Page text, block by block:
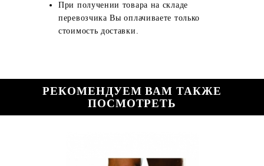
При получении товара на складе
перевозчика Вы оплачиваете только
стоимость доставки.
РЕКОМЕНДУЕМ ВАМ ТАКЖЕ
ПОСМОТРЕТЬ